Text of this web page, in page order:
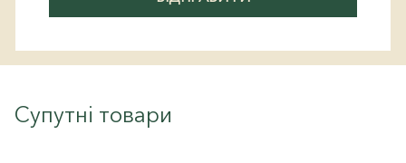
Супутні товари